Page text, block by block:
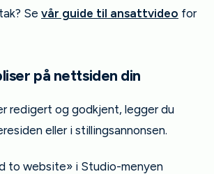
Se vår guide til ansattvideo for
på nettsiden din
redigert og godkjent, legger du
eller i stillingsannonsen.
to website» i Studio-menyen